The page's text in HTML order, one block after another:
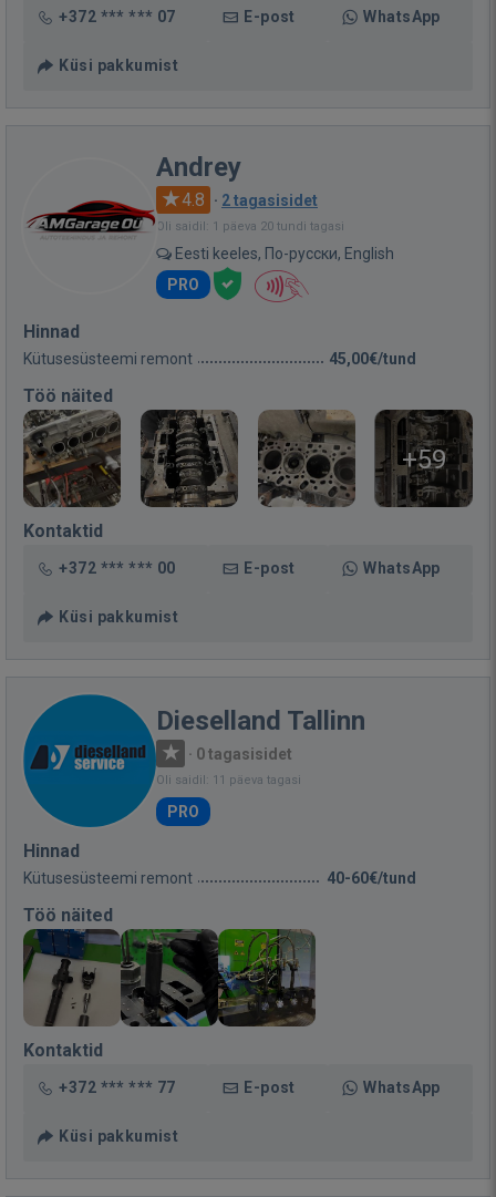
+372 *** *** 07 E-post WhatsApp
Küsi pakkumist
Andrey
4.8 · 2 tagasisidet
Oli saidil: 1 päeva 20 tundi tagasi
Eesti keeles, По-русски, English
PRO
Hinnad
Kütusesüsteemi remont 45,00€/tund
Töö näited
+59
Kontaktid
+372 *** *** 00 E-post WhatsApp
Küsi pakkumist
Dieselland Tallinn
· 0 tagasisidet
Oli saidil: 11 päeva tagasi
PRO
Hinnad
Kütusesüsteemi remont 40-60€/tund
Töö näited
Kontaktid
+372 *** *** 77 E-post WhatsApp
Küsi pakkumist